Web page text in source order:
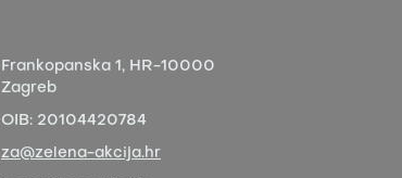
Frankopanska 1, HR-10000
Zagreb
OIB: 20104420784
za@zelena-akcija.hr